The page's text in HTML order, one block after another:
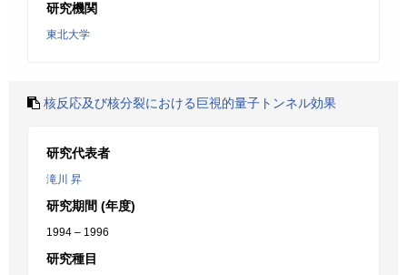
研究機関
東北大学
核反応及び核分裂における巨視的量子トンネル効果
研究代表者
滝川 昇
研究期間 (年度)
1994 – 1996
研究種目